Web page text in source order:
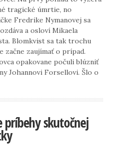
tragické úmrtie, no
Fredrike Nymanovej sa
a osloví Mikaela
Blomkvist sa tak trochu
začne zaujímať o prípad.
opakovane počuli blúzniť
Johannovi Forsellovi. Šlo o
príbehy skutočnej